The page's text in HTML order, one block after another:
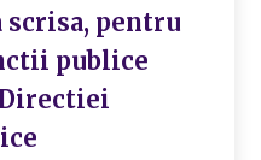
scrisa, pentru
publice